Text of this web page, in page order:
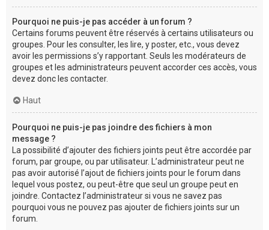
Pourquoi ne puis-je pas accéder à un forum ?
Certains forums peuvent être réservés à certains utilisateurs ou
groupes. Pour les consulter, les lire, y poster, etc., vous devez
avoir les permissions s’y rapportant. Seuls les modérateurs de
groupes et les administrateurs peuvent accorder ces accès, vous
devez donc les contacter.
Haut
Pourquoi ne puis-je pas joindre des fichiers à mon
message ?
La possibilité d’ajouter des fichiers joints peut être accordée par
forum, par groupe, ou par utilisateur. L’administrateur peut ne
pas avoir autorisé l’ajout de fichiers joints pour le forum dans
lequel vous postez, ou peut-être que seul un groupe peut en
joindre. Contactez l’administrateur si vous ne savez pas
pourquoi vous ne pouvez pas ajouter de fichiers joints sur un
forum.